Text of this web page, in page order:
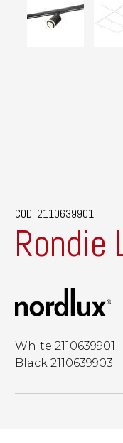
COD. 2110639901
Rondie
White 2110639901
Black 2110639903